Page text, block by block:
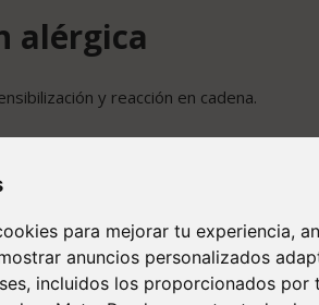
para mejorar tu experiencia,
anuncios personalizados
incluidos los proporcionados por
alérgica
y reacción en cadena.
inmunitarias) presentan el alérgeno a
Estas citoquinas activan a los
Estas IgE se unen a los mastocitos,
el alérgeno.